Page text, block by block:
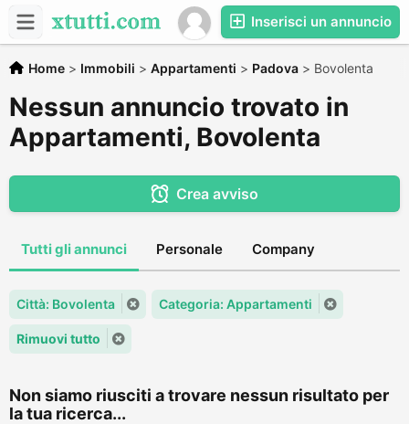
Inserisci un annuncio
Home > Immobili > Appartamenti > Padova > Bovolenta
Nessun annuncio trovato in
Appartamenti, Bovolenta
Crea avviso
Tutti gli annunci Personale Company
Città: Bovolenta Categoria: Appartamenti
Rimuovi tutto
Non siamo riusciti a trovare nessun risultato per
la tua ricerca...